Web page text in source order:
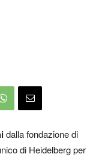
dalla fondazione di
di Heidelberg per